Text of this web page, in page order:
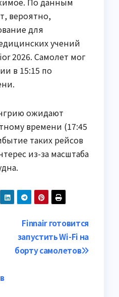
вероятно,
для
учений
2026. Самолет мог
в 15:15 по
ожидают
времени (17:45
таких рейсов
из-за масштаба
Finnair готовится
запустить Wi-Fi на
борту самолетов